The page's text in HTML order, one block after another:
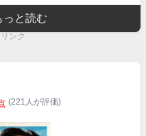
っと読む
ンク
(221人が評価)